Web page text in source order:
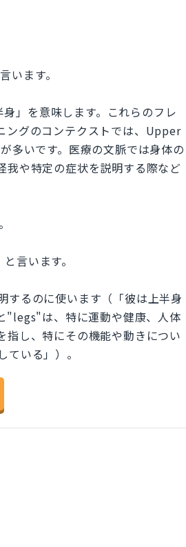
ます。
」を意味します。これらのフレ
ングのコンテクストでは、Upper
多いです。医療の文脈では身体の
我や特定の症状を説明する際など
言います。
るのに使います（「彼は上半身
"legs"は、特に運動や健康、人体
指し、特にその機能や動きについ
いる」）。